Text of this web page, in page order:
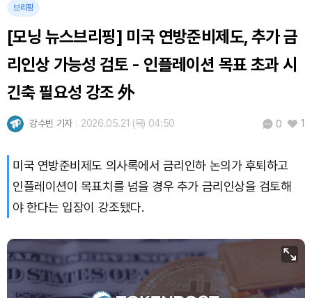
브리핑
[모닝 뉴스브리핑] 미국 연방준비제도, 추가 금
리인상 가능성 검토 - 인플레이션 목표 초과 시
긴축 필요성 강조 外
강수빈 기자 2026.05.21 (목) 04:50 0 1
미국 연방준비제도 의사록에서 금리인하 논의가 후퇴하고
인플레이션이 목표치를 넘을 경우 추가 금리인상을 검토해
야 한다는 입장이 강조됐다.